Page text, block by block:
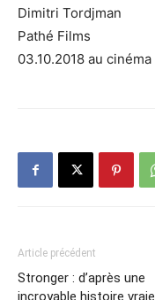
Dimitri Tordjman
Pathé Films
03.10.2018 au cinéma
Article précédent
Stronger : d’après une